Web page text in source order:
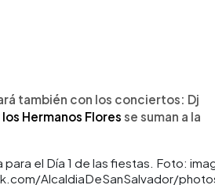
también con los conciertos: Dj
los Hermanos Flores se suman a la